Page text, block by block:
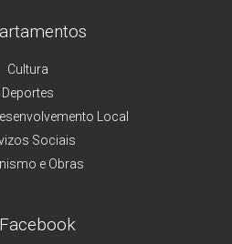
Cultura
Deportes
Local
Sociais
e Obras